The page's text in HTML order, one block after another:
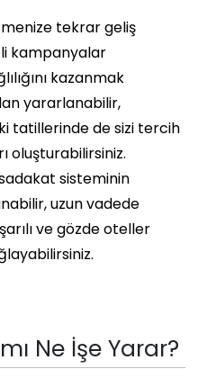
tekrar geliş
kampanyalar
kazanmak
yararlanabilir,
tatillerinde de sizi tercih
oluşturabilirsiniz.
sisteminin
uzun vadede
ve gözde oteller
Ne İşe Yarar?